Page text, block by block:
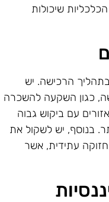
שיכולות
הרכישה. יש
כגון השקעה להשכרה
עם ביקוש גבוה
בנוסף, יש לשקול את
עתידית, אשר